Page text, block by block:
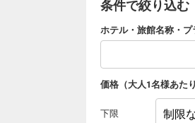
条件で絞り込む
ホテル・旅館名称・プ
価格（大人1名様あたり
下限